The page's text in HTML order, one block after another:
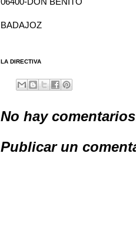
BADAJOZ
LA DIRECTIVA
No hay
Publicar un